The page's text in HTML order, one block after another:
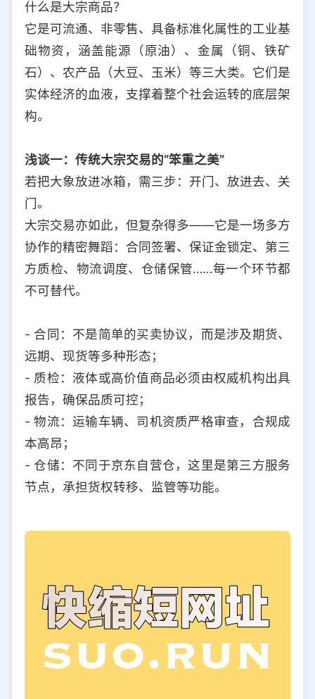
什么是大宗商品？
它是可流通、非零售、具备标准化属性的工业基
础物资，涵盖能源（原油）、金属（铜、铁矿
石）、农产品（大豆、玉米）等三大类。它们是
实体经济的血液，支撑着整个社会运转的底层架
构。
浅谈一：传统大宗交易的“笨重之美”
若把大象放进冰箱，需三步：开门、放进去、关
门。
大宗交易亦如此，但复杂得多——它是一场多方
协作的精密舞蹈：合同签署、保证金锁定、第三
方质检、物流调度、仓储保管……每一个环节都
不可替代。
- 合同：不是简单的买卖协议，而是涉及期货、
远期、现货等多种形态；
- 质检：液体或高价值商品必须由权威机构出具
报告，确保品质可控；
- 物流：运输车辆、司机资质严格审查，合规成
本高昂；
- 仓储：不同于京东自营仓，这里是第三方服务
节点，承担货权转移、监管等功能。